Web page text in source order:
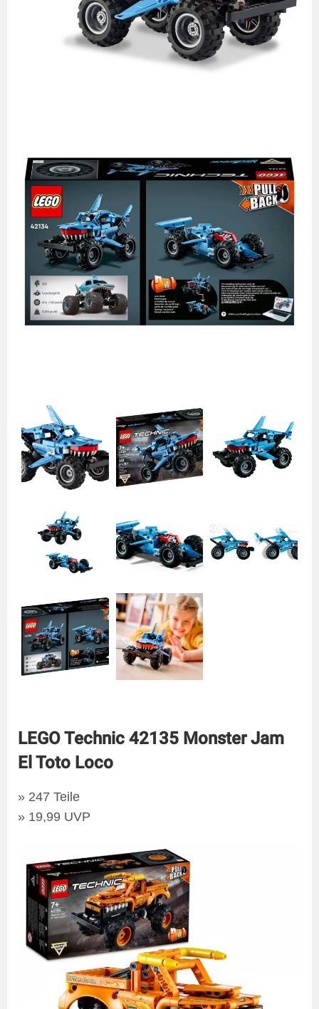
LEGO Technic 42135 Monster Jam
El Toto Loco
» 247 Teile
» 19,99 UVP